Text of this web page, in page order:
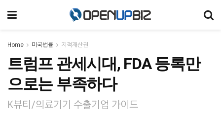
Home 미국법률 지적재산권
트럼프 관세시대, FDA 등록만
으로는 부족하다
K뷰티/의료기기 수출기업 가이드